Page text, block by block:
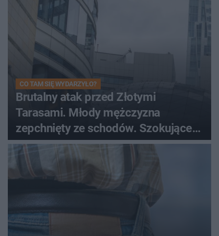
CO TAM SIĘ WYDARZYŁO?
Brutalny atak przed Złotymi
Tarasami. Młody mężczyzna
zepchnięty ze schodów. Szokujące
nagranie krąży po sieci